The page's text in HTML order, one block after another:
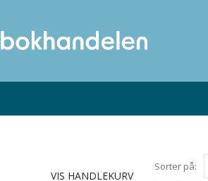
Sorter på:
VIS HANDLEKURV